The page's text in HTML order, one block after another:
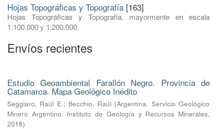
Hojas Topográficas y Topografía [163]
Hojas Topográficas y Topografía, mayormente en escala
1:100.000 y 1:200.000.
Envíos recientes
Estudio Geoambiental Farallón Negro. Provincia de
Catamarca. Mapa Geológico Inédito
Seggiaro, Raúl E.; Becchio, Raúl (Argentina. Servicio Geológico
Minero Argentino. Instituto de Geología y Recursos Minerales,
2018)